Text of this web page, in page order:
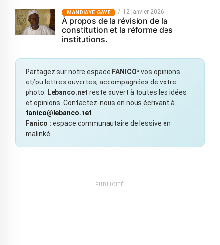
MANDIAYE GAYE 12 janvier 2026
À propos de la révision de la
constitution et la réforme des
institutions.
Partagez sur notre espace FANICO*vos opinions
et/ou lettres ouvertes, accompagnées de votre
photo.
Lebanco.net reste ouvert à toutes les idées
et opinions. Contactez-nous en nous écrivant à
fanico@lebanco.net
Fanico : espace communautaire de lessive en
malinké
PUBLICITÉ